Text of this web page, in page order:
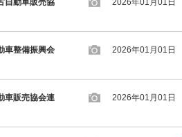
自動車販売協
2026年01月01日
車整備振興会
2026年01月01日
車販売協会連
2026年01月01日